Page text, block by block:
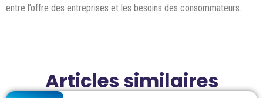
entre l’offre des entreprises et les besoins des consommateurs.
Articles similaires